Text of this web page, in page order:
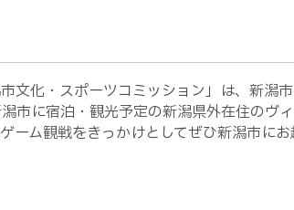
文化・スポーツコミッション」は、新
市に宿泊・観光予定の新潟県外在住のヴ
ーム観戦をきっかけとしてぜひ新潟市に